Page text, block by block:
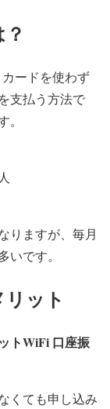
ードを使わず
支払う方法で
りますが、毎月
です。
ット
トWiFi 口座振
くても申し込み